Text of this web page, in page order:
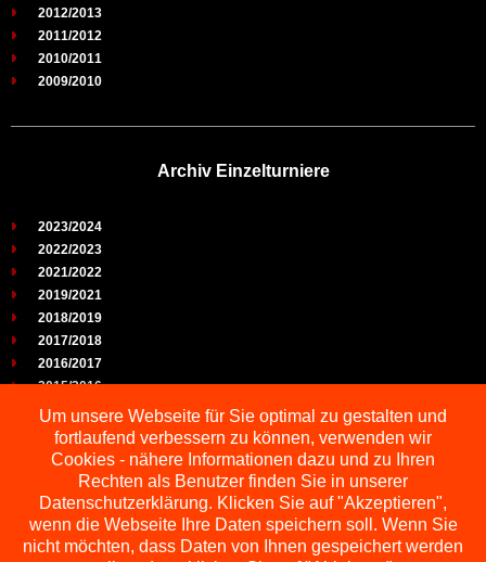
2012/2013
2011/2012
2010/2011
2009/2010
Archiv Einzelturniere
2023/2024
2022/2023
2021/2022
2019/2021
2018/2019
2017/2018
2016/2017
2015/2016
2014/2015
2013/2014
2012/2013
2011/2012
2010/2011
2009/2010
Um unsere Webseite für Sie optimal zu gestalten und
fortlaufend verbessern zu können, verwenden wir
Cookies - nähere Informationen dazu und zu Ihren
Rechten als Benutzer finden Sie in unserer
Datenschutzerklärung. Klicken Sie auf "Akzeptieren",
wenn die Webseite Ihre Daten speichern soll. Wenn Sie
nicht möchten, dass Daten von Ihnen gespeichert werden